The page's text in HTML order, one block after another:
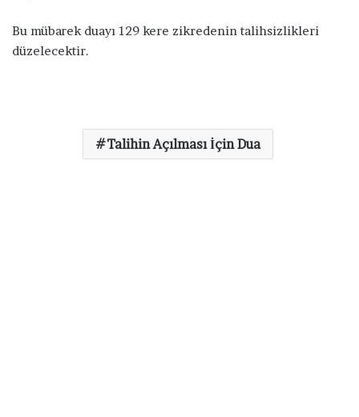
Bu mübarek duayı 129 kere zikredenin talihsizlikleri
düzelecektir.
Talihin Açılması İçin Dua